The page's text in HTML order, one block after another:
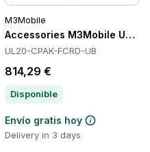
M3Mobile WD10
M3Mobile
Accessories M3Mobile UL20-
UL20-CPAK-FCRD-UB
814,29 €
Disponible
Envío gratis hoy
Delivery in 3 days